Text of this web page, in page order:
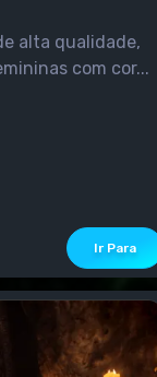
alta qualidade,
com cor...
Ir Para